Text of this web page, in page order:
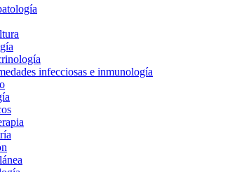
infecciosas e inmunología